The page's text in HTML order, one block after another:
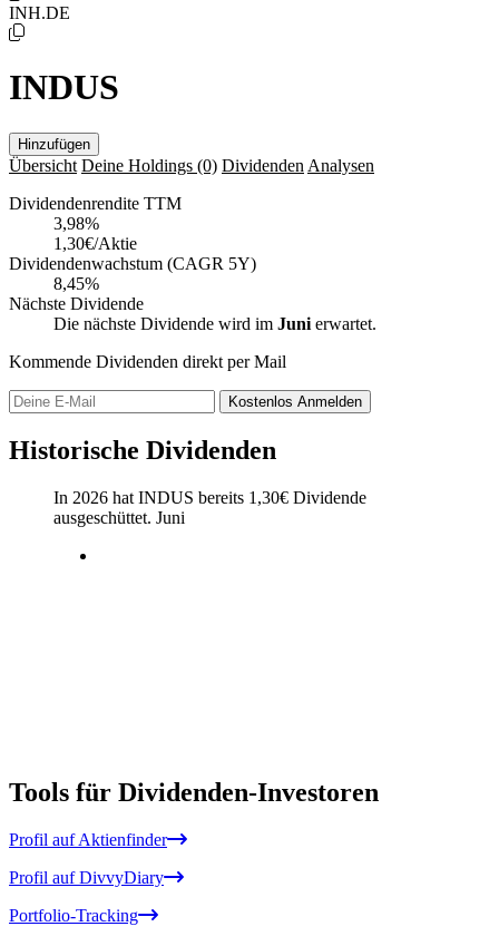
INH.DE
INDUS
Hinzufügen
Übersicht Deine Holdings (0) Dividenden Analysen
Dividendenrendite TTM
3,98%
1,30€/Aktie
Dividendenwachstum (CAGR 5Y)
8,45%
Nächste Dividende
Die nächste Dividende wird im Juni erwartet.
Kommende Dividenden direkt per Mail
Kostenlos Anmelden
Historische Dividenden
In 2026 hat INDUS bereits 1,30€ Dividende
ausgeschüttet. Juni
Tools für Dividenden-Investoren
Profil auf Aktienfinder
Profil auf DivvyDiary
Portfolio-Tracking